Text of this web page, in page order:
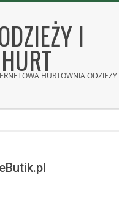
I
HURTOWNIA ODZIEŻY